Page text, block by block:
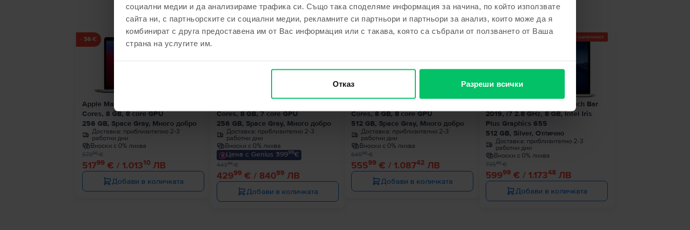
социални медии и да анализираме трафика си. Също така споделяме информация за начина, по който използвате
сайта ни, с партньорските си социални медии, рекламните си партньори и партньори за анализ, които може да я
комбинират с друга предоставена им от Вас информация или с такава, която са събрали от ползването от Ваша
страна на услугите им.
Отказ Разреши всички
- 56 €
Apple MacBook Pro 13″ 2020, M1 8
Cores, 8 GB, 8 core GPU
256 GB, Space Gray, Много добро
Доставка: приблизително 2-3
работни дни
Вноски с 0% лихва
51799€ / 1.01310ЛВ
57399€
Добави в количката
Cores, 8 GB, 7 core GPU
256 GB, Space Gray, Много добро
Доставка: приблизително 2-3
работни дни
Вноски с 0% лихва
Цена с Genius 39999€
42999€ / 84099ЛВ
44399€
Добави в количката
Cores, 8 GB, 8 core GPU
512 GB, Space Gray, Много добро
Доставка: приблизително 2-3
работни дни
Вноски с 0% лихва
55599 € / 1.08742 ЛВ
64599€
Добави в количката
Последен в наличност
Apple MacBook Pro 13″ Touch Bar
2019, i7 2.8 GHz, 8 GB, Intel Iris
Plus Graphics 655
512 GB, Silver, Отлично
Доставка: приблизително 2-3
работни дни
Вноски с 0% лихва
59999 € / 1.17348 ЛВ
73599€
Добави в количката